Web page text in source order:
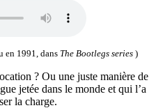
en 1991, dans The Bootlegs series )
? Ou une juste manière de
jetée dans le monde et qui l’a
la charge.